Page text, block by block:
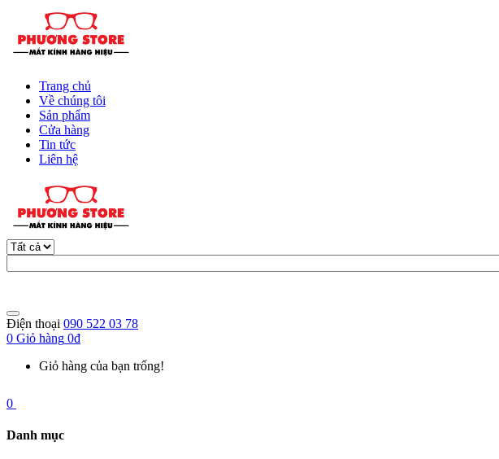
Trang chủ
Về chúng tôi
Sản phẩm
Cửa hàng
Tin tức
Liên hệ
Điện thoại 090 522 03 78
0 Giỏ hàng 0đ
Giỏ hàng của bạn trống!
0
Danh mục